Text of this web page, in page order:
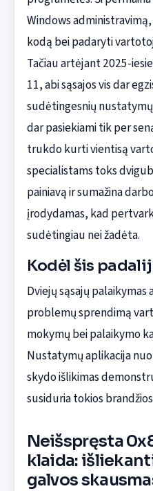
Windows
kodą bei padaryti
Tačiau artėjant 2025-
11, abi sąsajos vis dar
sudėtingesnių
dar pasiekiami tik per
trukdo kurti vientisą
specialistams toks
painiavą ir sumažina
įrodydamas, kad
sudėtingiau nei žadėta.
Kodėl šis
Dviejų sąsajų palaikymas
problemų sprendimą
mokymų bei palaikymo
Nustatymų aplikacija
skydo išlikimas
susiduria tokios
Neišspręsta
klaida:
galvos